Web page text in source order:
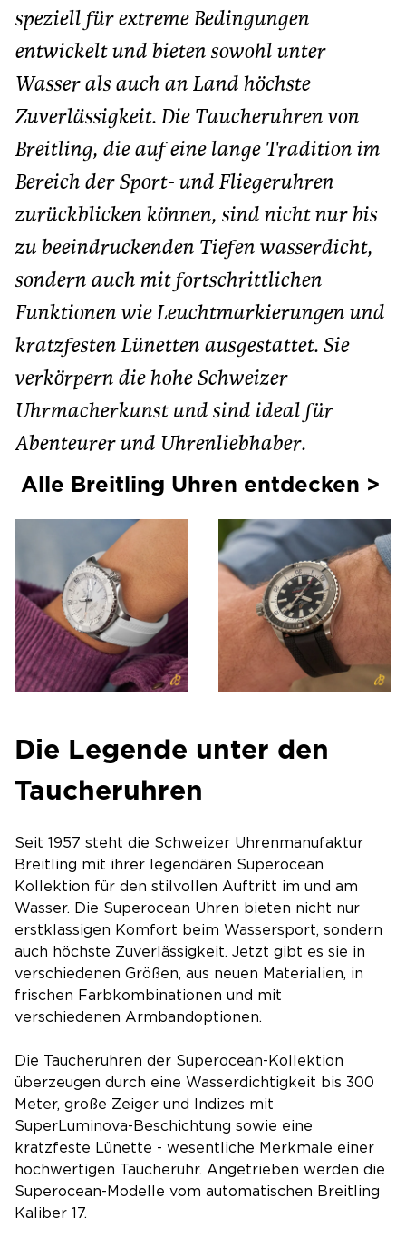
speziell für extreme Bedingungen
entwickelt und bieten sowohl unter
Wasser als auch an Land höchste
Zuverlässigkeit. Die Taucheruhren von
Breitling, die auf eine lange Tradition im
Bereich der Sport- und Fliegeruhren
zurückblicken können, sind nicht nur bis
zu beeindruckenden Tiefen wasserdicht,
sondern auch mit fortschrittlichen
Funktionen wie Leuchtmarkierungen und
kratzfesten Lünetten ausgestattet. Sie
verkörpern die hohe Schweizer
Uhrmacherkunst und sind ideal für
Abenteurer und Uhrenliebhaber.
Alle Breitling Uhren entdecken >
Die Legende unter den
Taucheruhren
Seit 1957 steht die Schweizer Uhrenmanufaktur
Breitling mit ihrer legendären Superocean
Kollektion für den stilvollen Auftritt im und am
Wasser. Die Superocean Uhren bieten nicht nur
erstklassigen Komfort beim Wassersport, sondern
auch höchste Zuverlässigkeit. Jetzt gibt es sie in
verschiedenen Größen, aus neuen Materialien, in
frischen Farbkombinationen und mit
verschiedenen Armbandoptionen.
Die Taucheruhren der Superocean-Kollektion
überzeugen durch eine Wasserdichtigkeit bis 300
Meter, große Zeiger und Indizes mit
SuperLuminova-Beschichtung sowie eine
kratzfeste Lünette - wesentliche Merkmale einer
hochwertigen Taucheruhr. Angetrieben werden die
Superocean-Modelle vom automatischen Breitling
Kaliber 17.